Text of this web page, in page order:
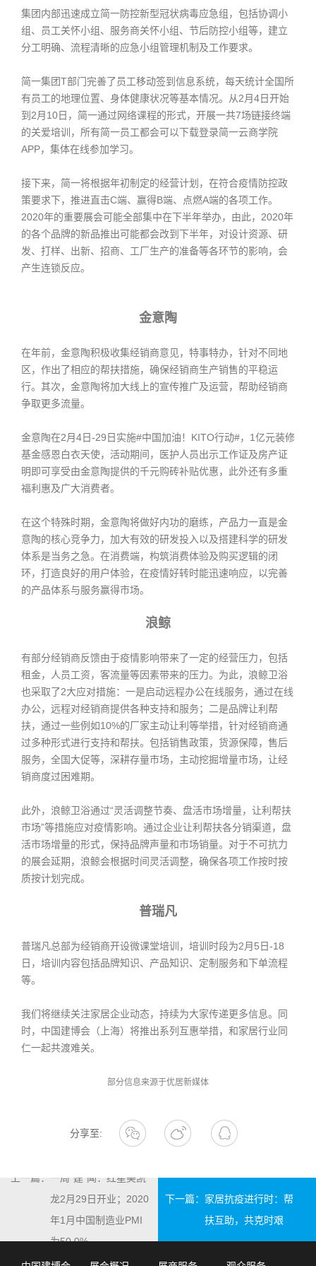
集团内部迅速成立简一防控新型冠状病毒应急组，包括协调小
组、员工关怀小组、服务商关怀小组、节后防控小组等，建立
分工明确、流程清晰的应急小组管理机制及工作要求。
简一集团T部门完善了员工移动签到信息系统，每天统计全国所
有员工的地理位置、身体健康状况等基本情况。从2月4日开始
到2月10日，简一通过网络课程的形式，开展一共7场链接终端
的关爱培训，所有简一员工都会可以下载登录简一云商学院
APP，集体在线参加学习。
接下来，简一将根据年初制定的经营计划，在符合疫情防控政
策要求下，推进直击C端、赢得B端、点燃A端的各项工作。
2020年的重要展会可能全部集中在下半年举办，由此，2020年
的各个品牌的新品推出可能都会改到下半年，对设计资源、研
发、打样、出新、招商、工厂生产的准备等各环节的影响，会
产生连锁反应。
金意陶
在年前，金意陶积极收集经销商意见，特事特办，针对不同地
区，作出了相应的帮扶措施，确保经销商生产销售的平稳运
行。其次，金意陶将加大线上的宣传推广及运营，帮助经销商
争取更多流量。
金意陶在2月4日-29日实施#中国加油！KITO行动#，1亿元装修
基金感恩白衣天使，活动期间，医护人员出示工作证及房产证
明即可享受由金意陶提供的千元购砖补贴优惠，此外还有多重
福利惠及广大消费者。
在这个特殊时期，金意陶将做好内功的磨练，产品力一直是金
意陶的核心竞争力，加大有效的研发投入以及搭建科学的研发
体系是当务之急。在消费端，构筑消费体验及购买逻辑的闭
环，打造良好的用户体验，在疫情好转时能迅速响应，以完善
的产品体系与服务赢得市场。
浪鲸
有部分经销商反馈由于疫情影响带来了一定的经营压力，包括
租金，人员工资，客流量等因素带来的压力。为此，浪鲸卫浴
也采取了2大应对措施：一是启动远程办公在线服务，通过在线
办公，远程对经销商提供各种支持和服务；二是品牌让利帮
扶，通过一些例如10%的厂家主动让利等举措，针对经销商通
过多种形式进行支持和帮扶。包括销售政策，货源保障，售后
服务，全国大促等，深耕存量市场，主动挖掘增量市场，让经
销商度过困难期。
此外，浪鲸卫浴通过“灵活调整节奏、盘活市场增量，让利帮扶
市场”等措施应对疫情影响。通过企业让利帮扶各分销渠道，盘
活市场增量的形式，保持品牌声量和市场销量。对于不可抗力
的展会延期，浪鲸会根据时间灵活调整，确保各项工作按时按
质按计划完成。
普瑞凡
普瑞凡总部为经销商开设微课堂培训，培训时段为2月5日-18
日，培训内容包括品牌知识、产品知识、定制服务和下单流程
等。
我们将继续关注家居企业动态，持续为大家传递更多信息。同
时，中国建博会（上海）将推出系列互惠举措，和家居行业同
仁一起共渡难关。
部分信息来源于优居新媒体
分享至:
上一篇： 一周“建”闻：红星美凯
龙2月29日开业；2020
年1月中国制造业PMI
为50.0%
下一篇： 家居抗疫进行时：帮
扶互助，共克时艰